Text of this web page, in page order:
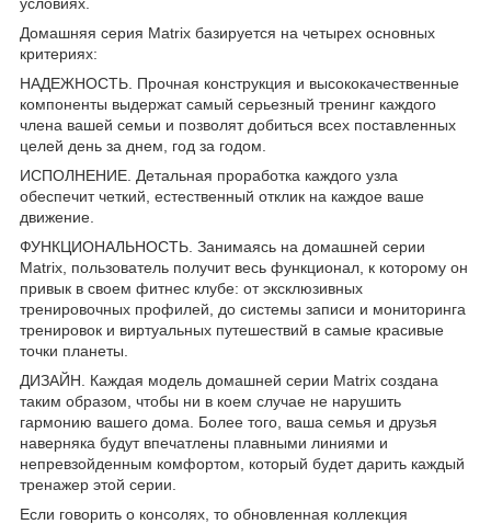
Домашняя серия Matrix базируется на четырех основных
критериях:
НАДЕЖНОСТЬ. Прочная конструкция и высококачественные
компоненты выдержат самый серьезный тренинг каждого
члена вашей семьи и позволят добиться всех поставленных
целей день за днем, год за годом.
ИСПОЛНЕНИЕ. Детальная проработка каждого узла
обеспечит четкий, естественный отклик на каждое ваше
движение.
ФУНКЦИОНАЛЬНОСТЬ. Занимаясь на домашней серии
Matrix, пользователь получит весь функционал, к которому он
привык в своем фитнес клубе: от эксклюзивных
тренировочных профилей, до системы записи и мониторинга
тренировок и виртуальных путешествий в самые красивые
точки планеты.
ДИЗАЙН. Каждая модель домашней серии Matrix создана
таким образом, чтобы ни в коем случае не нарушить
гармонию вашего дома. Более того, ваша семья и друзья
наверняка будут впечатлены плавными линиями и
непревзойденным комфортом, который будет дарить каждый
тренажер этой серии.
Если говорить о консолях, то обновленная коллекция